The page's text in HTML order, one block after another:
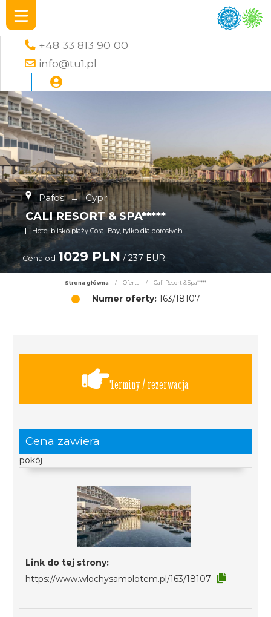
+48 33 813 90 00
info@tu1.pl
Pafos → Cypr
CALI RESORT & SPA*****
Hotel blisko plaży Coral Bay, tylko dla dorosłych
Cena od 1029 PLN / 237 EUR
Strona główna / Oferta / Cali Resort & Spa*****
Numer oferty:163/18107
Terminy / rezerwacja
Cena zawiera
pokój
Link do tej strony:
https://www.wlochysamolotem.pl/163/18107